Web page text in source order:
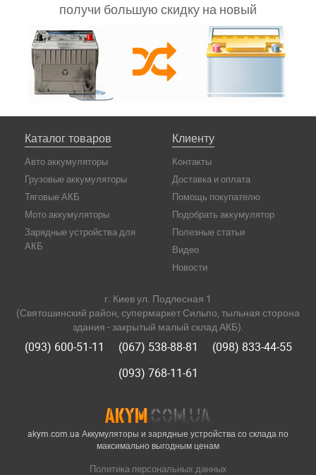
получи большую скидку на новый
akym.com.ua Аккумуляторы и зарядные устройства со склада по
максимально выгодным ценам
Политика персональных данных
Каталог товаров
Авто аккумуляторы
Грузовые аккумуляторы
Тяговые АКБ
Мото аккумуляторы
Зарядные устройства для
АКБ
Клиенту
Контакты
Доставка и оплата
Помощь покупателю
Подобрать аккумулятор
Полезные статьи
Видео
Новости
г. Киев ул. Подлесная 1
(Святошинский район, супермаркет Сильпо, тыльная сторона
здания - закрытый малый склад АКБ).
(093) 600-51-11 (067) 538-88-81
(098) 833-44-55
(093) 768-11-61